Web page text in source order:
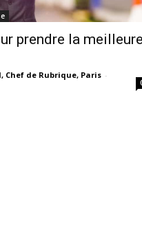
prendre la meilleure
Chef de Rubrique, Paris -